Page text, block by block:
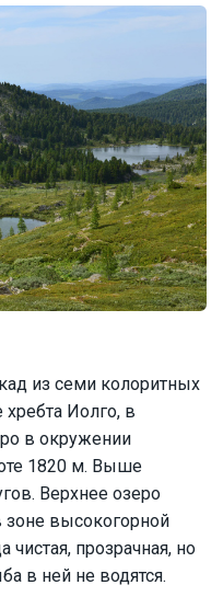
из семи колоритных
Иолго, в
в окружении
1820 м. Выше
Верхнее озеро
зоне высокогорной
прозрачная, но
в ней не водятся.